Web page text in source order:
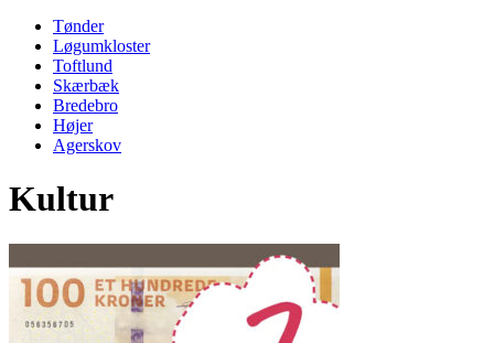
Tønder
Løgumkloster
Toftlund
Skærbæk
Bredebro
Højer
Agerskov
Kultur